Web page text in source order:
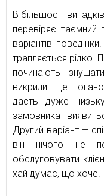
В більшості
перевіряє
варіантів
трапляється рідко.
починають
викрили. Це
дасть дуже
замовника
Другий варіант —
він нічого не
обслуговувати
хай думає, що хоче.